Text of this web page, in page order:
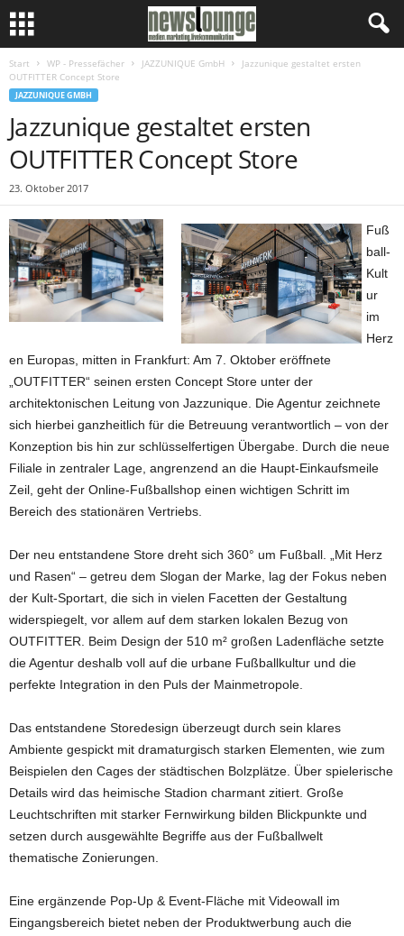
Start WP - Pressefächer JAZZUNIQUE GmbH
Jazzunique gestaltet ersten
OUTFITTER Concept Store
JAZZUNIQUE GMBH
Jazzunique gestaltet ersten
OUTFITTER Concept Store
23. Oktober 2017
Fuß
ball-
Kult
ur
im
Herz
en Europas, mitten in Frankfurt: Am 7. Oktober eröffnete
„OUTFITTER“ seinen ersten Concept Store unter der
architektonischen Leitung von Jazzunique. Die Agentur zeichnete
sich hierbei ganzheitlich für die Betreuung verantwortlich – von der
Konzeption bis hin zur schlüsselfertigen Übergabe. Durch die neue
Filiale in zentraler Lage, angrenzend an die Haupt-Einkaufsmeile
Zeil, geht der Online-Fußballshop einen wichtigen Schritt im
Bereich des stationären Vertriebs.
Der neu entstandene Store dreht sich 360° um Fußball. „Mit Herz
und Rasen“ – getreu dem Slogan der Marke, lag der Fokus neben
der Kult-Sportart, die sich in vielen Facetten der Gestaltung
widerspiegelt, vor allem auf dem starken lokalen Bezug von
OUTFITTER. Beim Design der 510 m² großen Ladenfläche setzte
die Agentur deshalb voll auf die urbane Fußballkultur und die
perfekte Integration in den Puls der Mainmetropole.
Das entstandene Storedesign überzeugt durch sein klares
Ambiente gespickt mit dramaturgisch starken Elementen, wie zum
Beispielen den Cages der städtischen Bolzplätze. Über spielerische
Details wird das heimische Stadion charmant zitiert. Große
Leuchtschriften mit starker Fernwirkung bilden Blickpunkte und
setzen durch ausgewählte Begriffe aus der Fußballwelt
thematische Zonierungen.
Eine ergänzende Pop-Up & Event-Fläche mit Videowall im
Eingangsbereich bietet neben der Produktwerbung auch die